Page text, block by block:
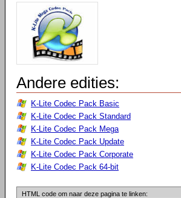
Andere edities:
K-Lite Codec Pack Basic
K-Lite Codec Pack Standard
K-Lite Codec Pack Mega
K-Lite Codec Pack Update
K-Lite Codec Pack Corporate
K-Lite Codec Pack 64-bit
HTML code om naar deze pagina te linken: